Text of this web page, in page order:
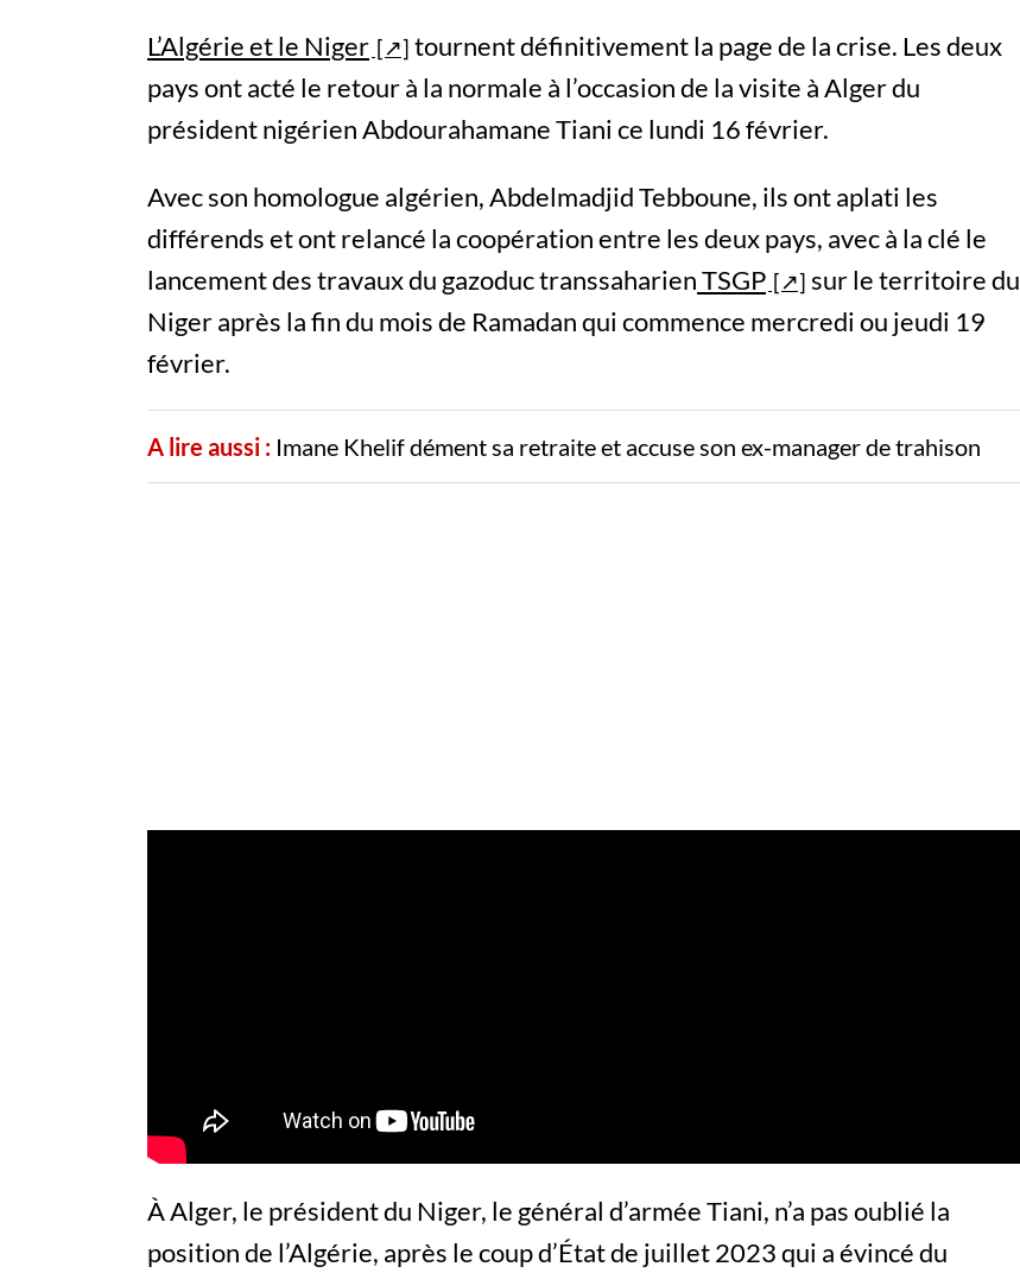
L’Algérie et le Niger
tournent définitivement la page de la crise. Les deux
pays ont acté le retour à la normale à l’occasion de la visite à Alger du
président nigérien Abdourahamane Tiani ce lundi 16 février.
Avec son homologue algérien, Abdelmadjid Tebboune, ils ont aplati les
différends et ont relancé la coopération entre les deux pays, avec à la clé le
lancement des travaux du gazoduc transsaharienTSGP
sur le territoire du
Niger après la fin du mois de Ramadan qui commence mercredi ou jeudi 19
février.
A lire aussi : Imane Khelif dément sa retraite et accuse son ex-manager de trahison
À Alger, le président du Niger, le général d’armée Tiani, n’a pas oublié la
position de l’Algérie, après le coup d’État de juillet 2023 qui a évincé du